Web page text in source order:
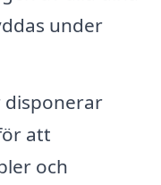
under
att
och